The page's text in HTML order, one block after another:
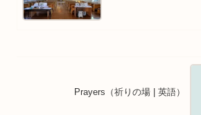
Prayers（祈りの場 | 英語）